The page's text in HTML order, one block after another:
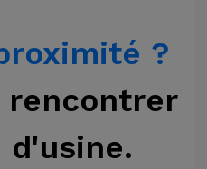
?
rencontrer
d'usine.